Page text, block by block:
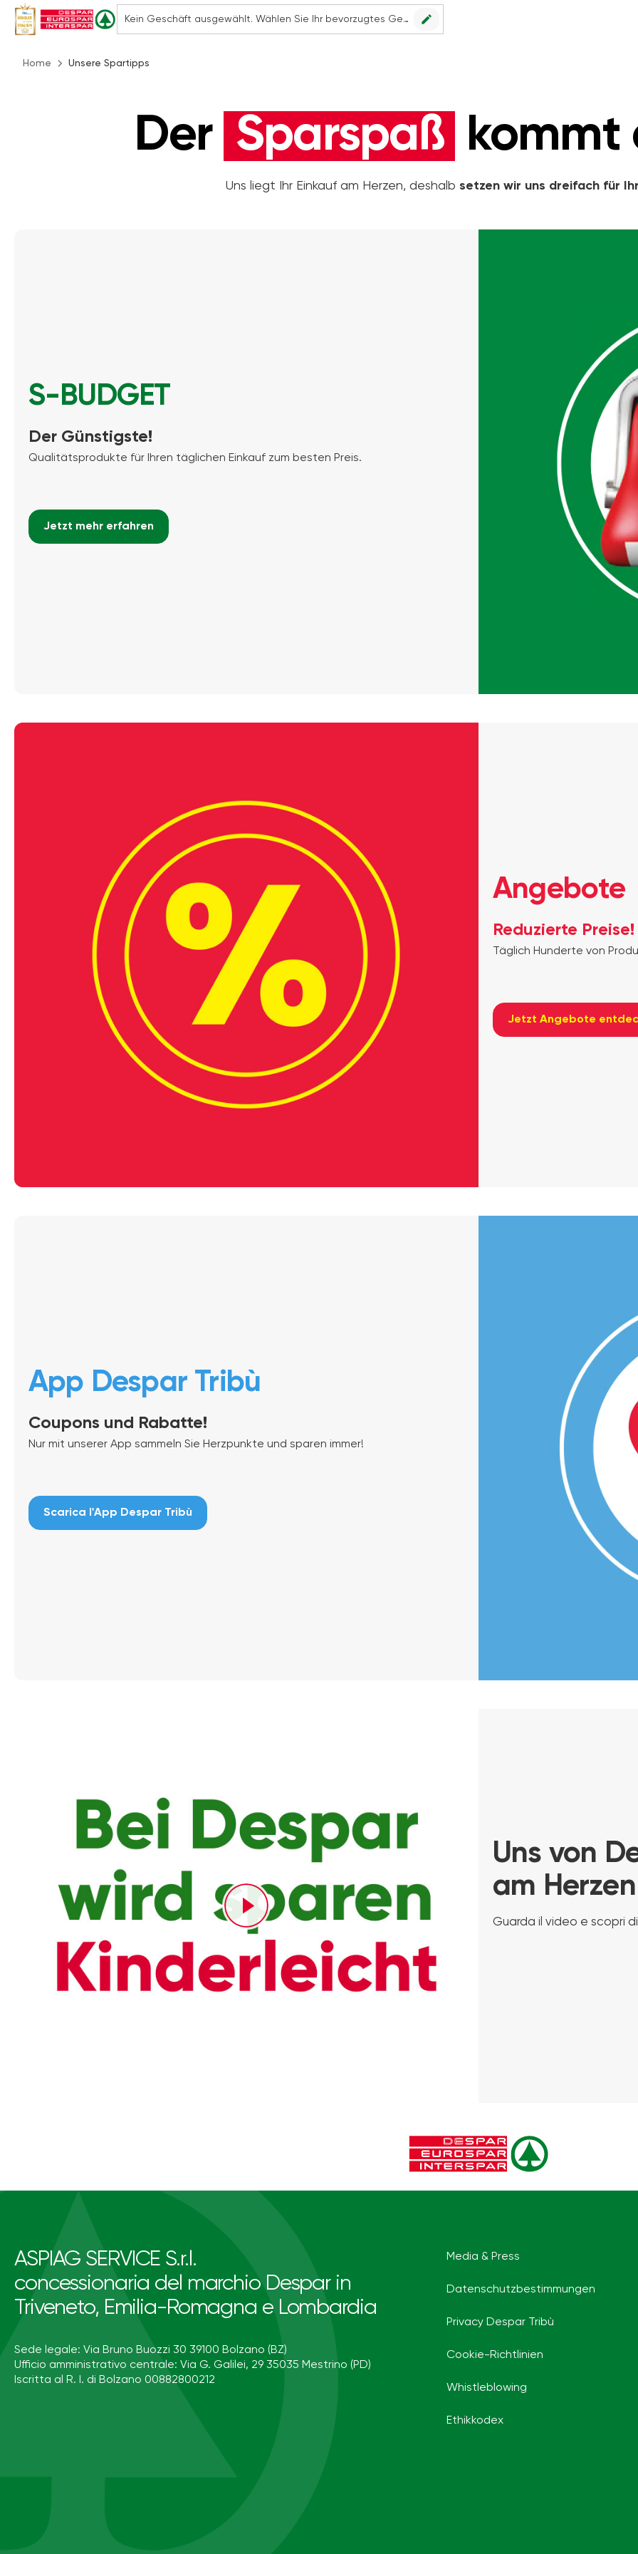
Kein Geschäft ausgewählt. Wählen Sie Ihr bevorzugtes Geschäft, um alle Angebote sehen zu können. edit
Home Unsere Spartipps
Der Sparspaß kommt
Uns liegt Ihr Einkauf am Herzen, deshalb setzen wir uns dreifach für
S-BUDGET
Der Günstigste!
Qualitätsprodukte für Ihren täglichen Einkauf zum besten Preis.
Jetzt mehr erfahren
Angebote
Reduzierte Preise!
Täglich Hunderte von
Jetzt Angebote
App Despar Tribù
Coupons und Rabatte!
Nur mit unserer App sammeln Sie Herzpunkte und sparen immer!
Scarica l'App Despar Tribù
Uns von
am Herzen
Guarda il video e scopri
ASPIAG SERVICE S.r.l.
concessionaria del marchio Despar in
Triveneto, Emilia-Romagna e Lombardia
Sede legale: Via Bruno Buozzi 30 39100 Bolzano (BZ)
Ufficio amministrativo centrale: Via G. Galilei, 29 35035 Mestrino (PD)
Iscritta al R. I. di Bolzano 00882800212
Media & Press
Datenschutzbestimmungen
Privacy Despar Tribù
Cookie-Richtlinien
Whistleblowing
Ethikkodex